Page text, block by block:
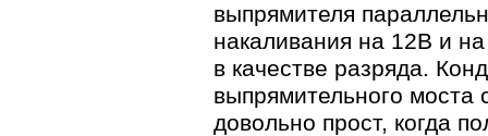
выпрямителя
накаливания на 12В и
в качестве разряда.
выпрямительного моста
довольно прост, когда